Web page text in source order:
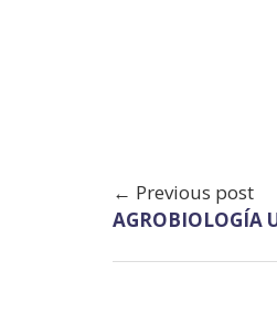
← Previous post
AGROBIOLOGÍA